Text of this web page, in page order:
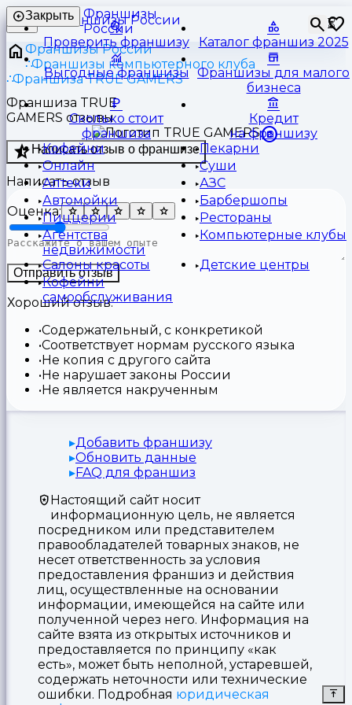
Франшизы
России
⏳
Закрыть
Проверить франшизу Каталог франшиз 2025
Выгодные франшизы
Франшизы для малого
бизнеса
Сколько стоит
франшиза
Кредит
на франшизу
Кофейни
Пекарни
Онлайн
Суши
Аптеки
АЗС
Автомойки
Барбершопы
Пиццерии
Рестораны
Агентства
недвижимости
Компьютерные клубы
Салоны красоты
Детские центры
Кофейни
самообслуживания
Франшизы России
Франшизы компьютерного клуба
Франшиза TRUE GAMERS
Франшиза TRUE
GAMERS отзывы
Написать отзыв о франшизе
Написать отзыв
Оценка:
Отправить отзыв
Хороший отзыв:
Содержательный, с конкретикой
Соответствует нормам русского языка
Не копия с другого сайта
Не нарушает законы России
Не является накрученным
Добавить франшизу
Обновить данные
FAQ для франшиз
Настоящий сайт носит
информационную цель, не является
посредником или представителем
правообладателей товарных знаков, не
несет ответственность за условия
предоставления франшиз и действия
лиц, осуществленные на основании
информации, имеющейся на сайте или
полученной через него. Информация на
сайте взята из открытых источников и
предоставляется по принципу «как
есть», может быть неполной, устаревшей,
содержать неточности или технические
ошибки. Подробная юридическая